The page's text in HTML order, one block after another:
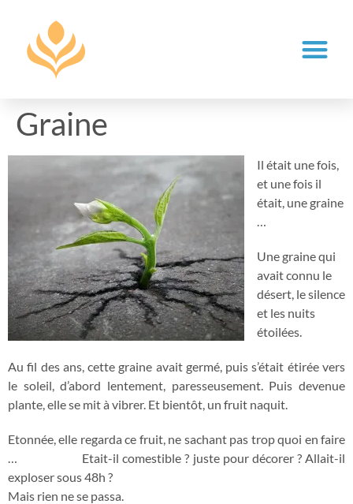
Graine
Il était une fois,
et une fois il
était, une graine
…
Une graine qui
avait connu le
désert, le silence
et les nuits
étoilées.
Au fil des ans, cette graine avait germé, puis s’était étirée vers
le soleil, d’abord lentement, paresseusement. Puis devenue
plante, elle se mit à vibrer. Et bientôt, un fruit naquit.
Etonnée, elle regarda ce fruit, ne sachant pas trop quoi en faire
… Etait-il comestible ? juste pour décorer ? Allait-il
exploser sous 48h ?
Mais rien ne se passa.